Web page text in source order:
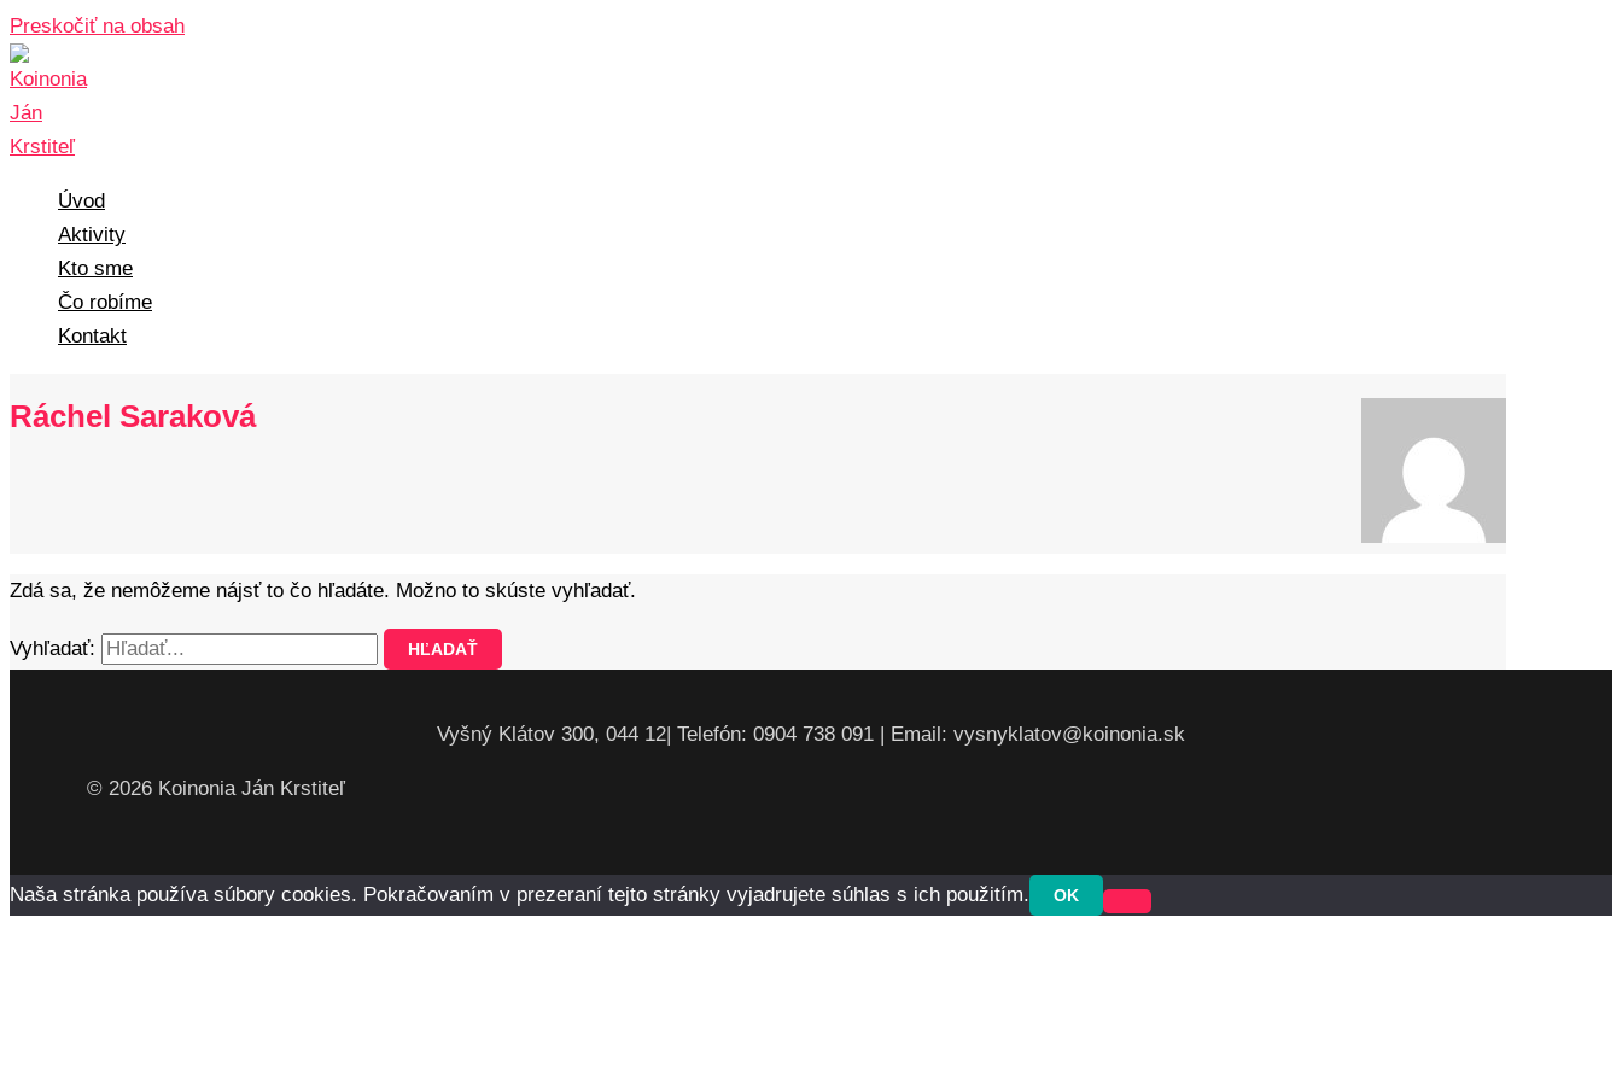
Preskočiť na obsah
Úvod
Aktivity
Kto sme
Čo robíme
Kontakt
Ráchel Saraková
Zdá sa, že nemôžeme nájsť to čo hľadáte. Možno to skúste vyhľadať.
Vyhľadať:
Vyšný Klátov 300, 044 12| Telefón: 0904 738 091 | Email: vysnyklatov@koinonia.sk
© 2026 Koinonia Ján Krstiteľ
Naša stránka používa súbory cookies. Pokračovaním v prezeraní tejto stránky vyjadrujete súhlas s ich použitím. OK